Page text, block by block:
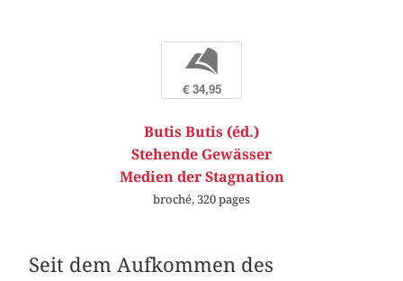
b
€ 34,95
Butis Butis (éd.)
Stehende Gewässer
Medien der Stagnation
broché, 320 pages
Seit dem Aufkommen des